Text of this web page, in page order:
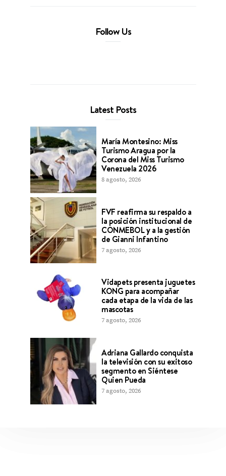
Follow Us
Latest Posts
María Montesino: Miss
Turismo Aragua por la
Corona del Miss Turismo
Venezuela 2026
8 agosto, 2026
FVF reafirma su respaldo a
la posición institucional de
CONMEBOL y a la gestión
de Gianni Infantino
7 agosto, 2026
Vidapets presenta juguetes
KONG para acompañar
cada etapa de la vida de las
mascotas
7 agosto, 2026
Adriana Gallardo conquista
la televisión con su exitoso
segmento en Siéntese
Quien Pueda
7 agosto, 2026